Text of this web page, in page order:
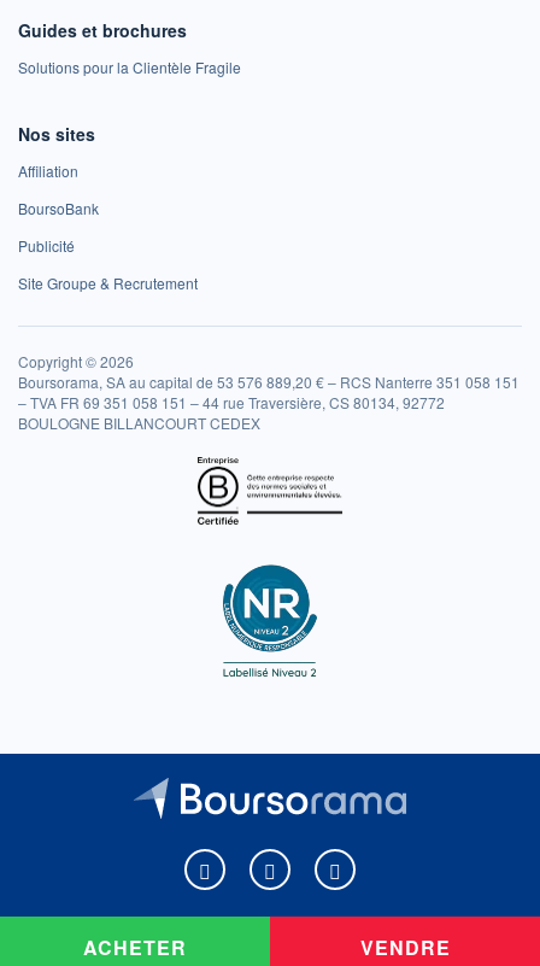
ACHETER VENDRE
Guides et brochures
Solutions pour la Clientèle Fragile
Nos sites
Affiliation
BoursoBank
Publicité
Site Groupe & Recrutement
Copyright © 2026
Boursorama, SA au capital de 53 576 889,20 € – RCS Nanterre 351 058 151
– TVA FR 69 351 058 151 – 44 rue Traversière, CS 80134, 92772
BOULOGNE BILLANCOURT CEDEX
Boursorama sur Facebook
Boursorama sur XBoursorama sur